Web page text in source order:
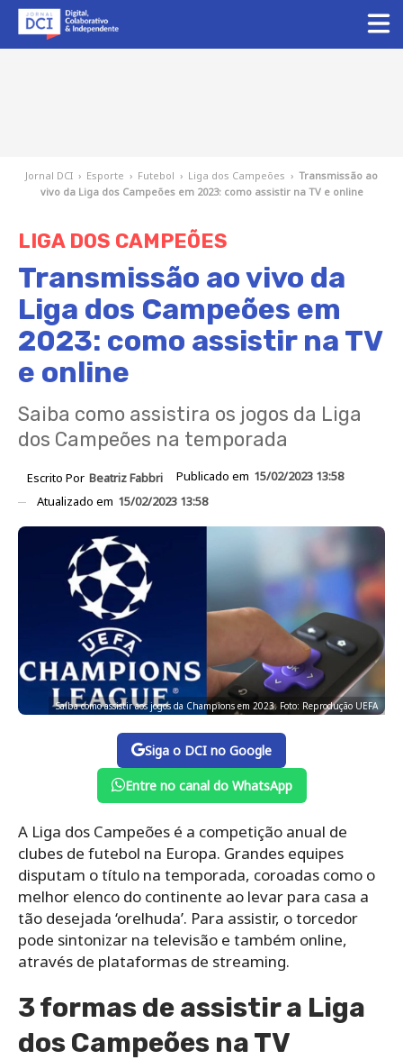
Jornal DCI › Esporte › Futebol › Liga dos Campeões › Transmissão ao
vivo da Liga dos Campeões em 2023: como assistir na TV e online
LIGA DOS CAMPEÕES
Transmissão ao vivo da
Liga dos Campeões em
2023: como assistir na TV
e online
Saiba como assistira os jogos da Liga
dos Campeões na temporada
Escrito Por Beatriz Fabbri Publicado em 15/02/2023 13:58
Atualizado em 15/02/2023 13:58
Saiba como assistir aos jogos da Champions em 2023. Foto: Reprodução UEFA
Siga o DCI no Google
Entre no canal do WhatsApp
A Liga dos Campeões é a competição anual de
clubes de futebol na Europa. Grandes equipes
disputam o título na temporada, coroadas como o
melhor elenco do continente ao levar para casa a
tão desejada ‘orelhuda’. Para assistir, o torcedor
pode sintonizar na televisão e também online,
através de plataformas de streaming.
3 formas de assistir a Liga
dos Campeões na TV